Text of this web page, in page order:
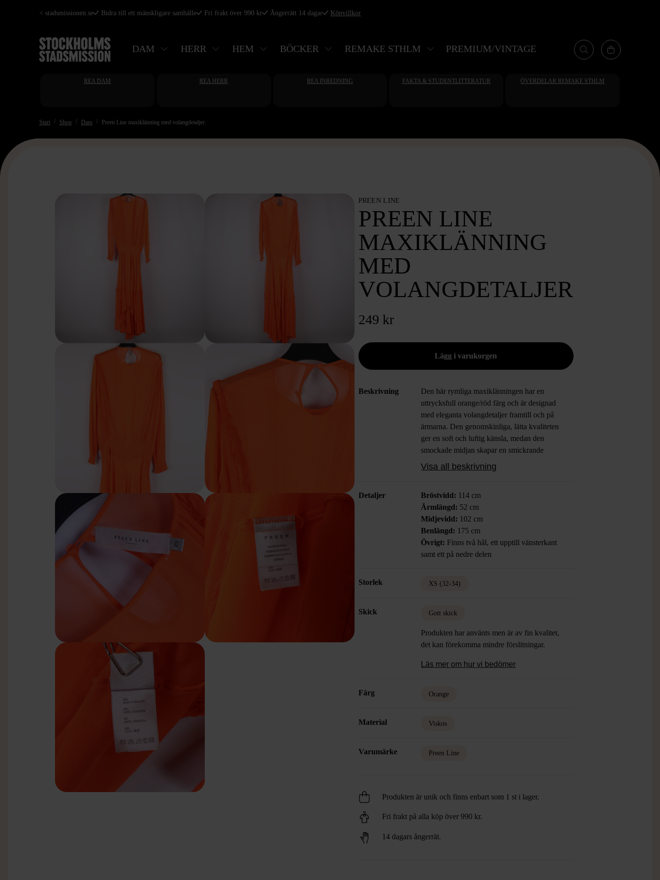
Hoppa
huvudinnehåll
< stadsmissionen.se Bidra till ett mänskligare samhälle Fri frakt över 990 kr Ångerrätt 14 dagar Köpvillkor
DAM HERR HEM BÖCKER REMAKE STHLM PREMIUM/VINTAGE
REA DAM REA HERR REA INREDNING FAKTA & STUDENTLITTERATUR ÖVERDELAR REMAKE STHLM
Start Shop Dam Preen Line maxiklänning med volangdetaljer
PREEN LINE
PREEN LINE
MAXIKLÄNNING
MED
VOLANGDETALJER
249 kr
Beskrivning
Den här rymliga maxiklänningen har en
uttrycksfull orange/röd färg och är designad
med eleganta volangdetaljer framtill och på
ärmarna. Den genomskinliga, lätta kvaliteten
ger en soft och luftig känsla, medan den
smockade midjan skapar en smickrande
silhuett. Lång ärm och asymmetrisk
volangkant i nederdelen tillför extra rörelse
Visa all beskrivning
Detaljer Bröstvidd: 114 cm
Ärmlängd: 52 cm
Midjevidd: 102 cm
Benlängd: 175 cm
Övrigt: Finns två hål, ett upptill vänsterkant
samt ett på nedre delen
Storlek XS (32-34)
Skick Gott skick
Produkten har använts men är av fin kvalitet,
det kan förekomma mindre förslitningar.
Läs mer om hur vi bedömer
Färg Orange
Material Viskos
Varumärke Preen Line
Produkten är unik och finns enbart som 1 st i lager.
Fri frakt på alla köp över 990 kr.
14 dagars ångerrät.